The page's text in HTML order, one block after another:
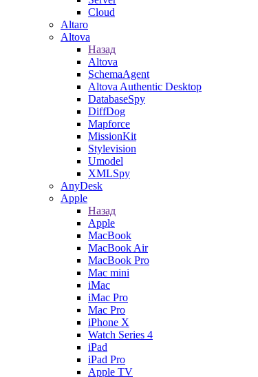
Cloud
Altaro
Altova
Назад
Altova
SchemaAgent
Altova Authentic Desktop
DatabaseSpy
DiffDog
Mapforce
MissionKit
Stylevision
Umodel
XMLSpy
AnyDesk
Apple
Назад
Apple
MacBook
MacBook Air
MacBook Pro
Mac mini
iMac
iMac Pro
Mac Pro
iPhone X
Watch Series 4
iPad
iPad Pro
Apple TV